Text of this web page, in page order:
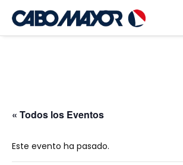
« Todos los Eventos
Este evento ha pasado.